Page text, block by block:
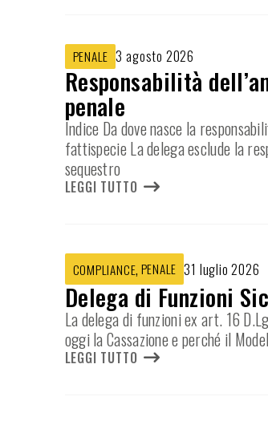
PENALE 3 agosto 2026
Responsabilità
penale
Indice Da dove nasce la
fattispecie La delega esclude la
sequestro
LEGGI TUTTO
COMPLIANCE, PENALE 31 luglio 2026
Delega di Funzioni
La delega di funzioni ex art. 16
oggi la Cassazione e perché il
LEGGI TUTTO